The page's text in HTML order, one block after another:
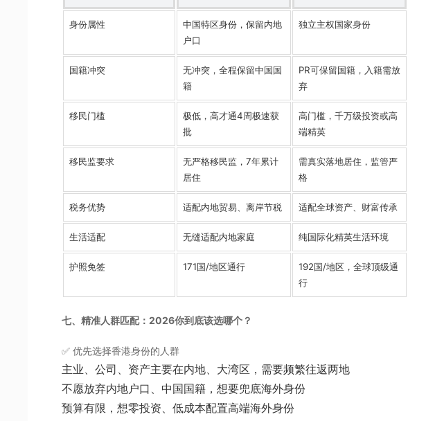
身份属性
中国特区身份，保留内地
户口
独立主权国家身份
国籍冲突
无冲突，全程保留中国国
籍
PR可保留国籍，入籍需放
弃
移民门槛
极低，高才通4周极速获
批
高门槛，千万级投资或高
端精英
移民监要求
无严格移民监，7年累计
居住
需真实落地居住，监管严
格
税务优势 适配内地贸易、离岸节税 适配全球资产、财富传承
生活适配 无缝适配内地家庭 纯国际化精英生活环境
护照免签 171国/地区通行
192国/地区，全球顶级通
行
七、精准人群匹配：2026你到底该选哪个？
✅ 优先选择香港身份的人群
主业、公司、资产主要在内地、大湾区，需要频繁往返两地
不愿放弃内地户口、中国国籍，想要兜底海外身份
预算有限，想零投资、低成本配置高端海外身份